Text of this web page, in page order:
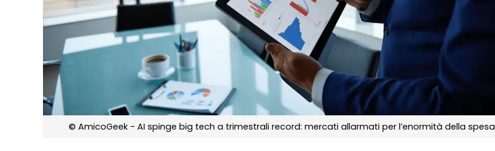
© AmicoGeek - AI spinge big tech a trimestrali record: mercati allarmati per l’enormità della spesa